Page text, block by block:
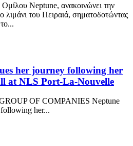
Neptune, ανακοινώνει την
λιμάνι του Πειραιά, σηματοδοτώντας
her journey following her
at NLS Port-La-Nouvelle
COMPANIES Neptune
her...